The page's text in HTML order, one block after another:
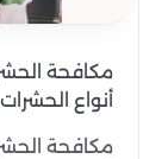
مكافحة
أنواع الحشرات
مكافحة